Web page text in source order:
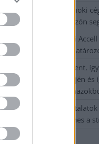
A polgármester a szolnoki
száz elbocsátott dolgozón
Csődbe ment a tószegi
kerékpárgyártás
Egyszer fent, egyszer lent,
évvel ezelőtti árvíz idején és
fotógyűjtemény
Ilyenek eddig a
hőhullám miatt ingyenes a